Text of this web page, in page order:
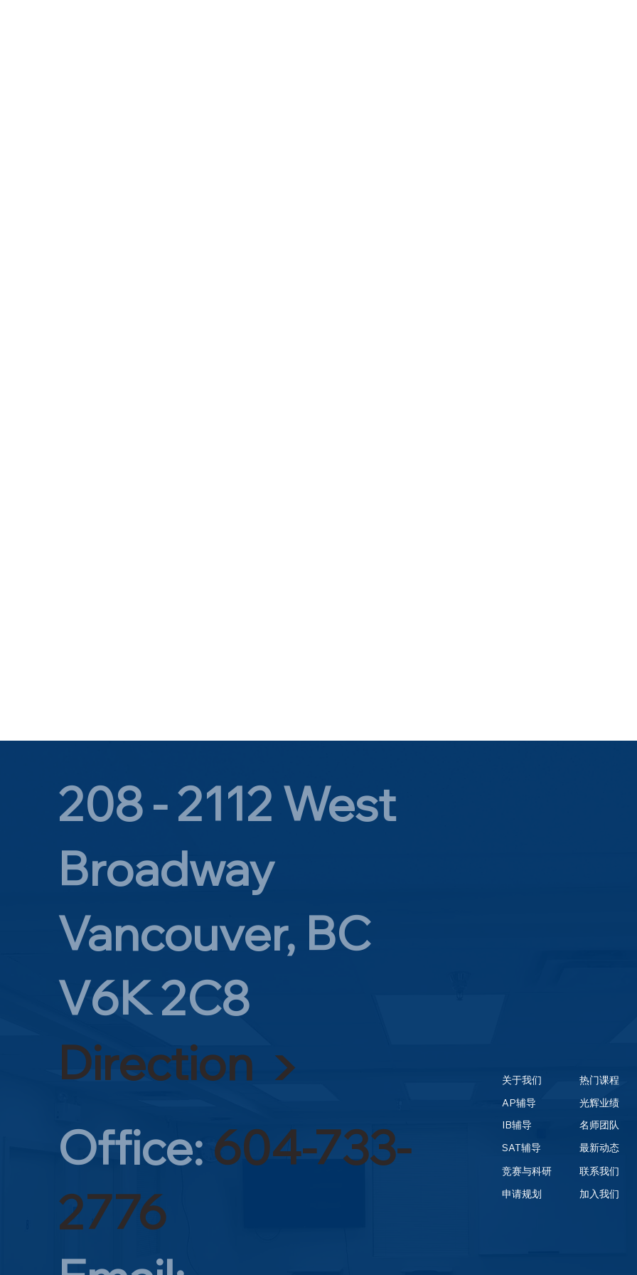
208 - 2112 West
Broadway
Vancouver, BC
V6K 2C8
Direction ▶
Office: 604-733-
2776
关于我们
AP辅导
IB辅导
SAT辅导
竞赛与科研
申请规划
热门课程
光辉业绩
名师团队
最新动态
联系我们
加入我们